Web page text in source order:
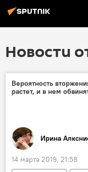
Новости
Вероятность
растет, и в нем
Ирина
14 марта 2019, 21:58